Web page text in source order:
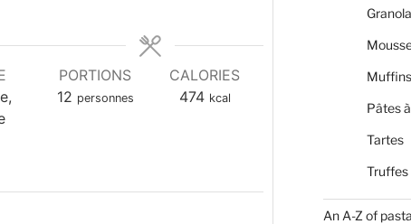
PORTIONS
12 personnes
CALORIES
474 kcal
Muffins
Pâtes
Tartes
Truffes
An A-Z of